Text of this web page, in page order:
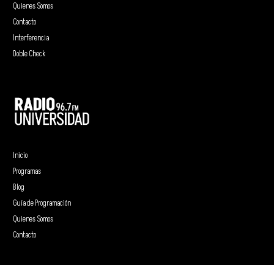
Quienes Somos
Contacto
Interferencia
Doble Check
Inicio
Programas
Blog
Guía de Programación
Quienes Somos
Contacto